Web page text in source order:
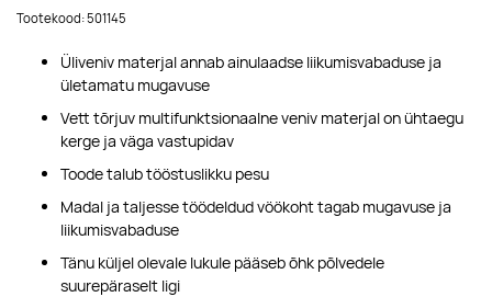
Tootekood: 501145
Üliveniv materjal annab ainulaadse liikumisvabaduse ja
ületamatu mugavuse
Vett tõrjuv multifunktsionaalne veniv materjal on ühtaegu
kerge ja väga vastupidav
Toode talub tööstuslikku pesu
Madal ja taljesse töödeldud vöökoht tagab mugavuse ja
liikumisvabaduse
Tänu küljel olevale lukule pääseb õhk põlvedele
suurepäraselt ligi